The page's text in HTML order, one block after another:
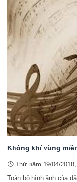
Không khí vùng
Thứ năm 19/04/
Toàn bộ hình ảnh của